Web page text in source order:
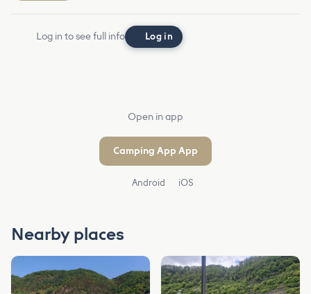
Log in to see full info Log in
Open in app
Camping App App
Android iOS
Nearby places